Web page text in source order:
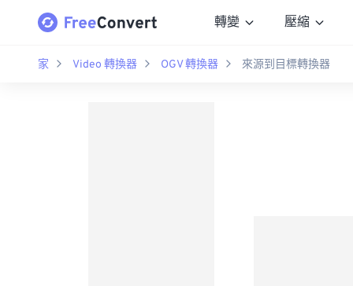
轉變 壓縮
家 Video 轉換器 OGV 轉換器 來源到目標轉換器